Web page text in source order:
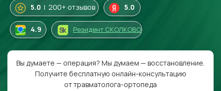
5.0 | 200+ отзывов 5.0
4.9 Резидент СКОЛКОВО
Вы думаете — операция? Мы думаем — восстановление.
Получите бесплатную онлайн-консультацию
от травматолога-ортопеда